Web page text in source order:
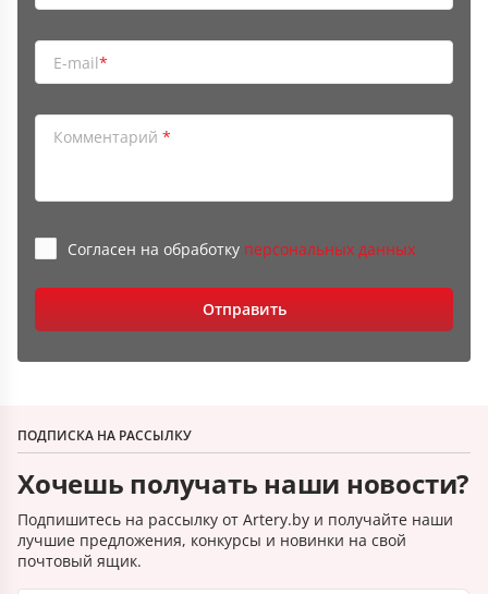
E-mail*
Комментарий *
Согласен на обработку персональныx данных
Отправить
ПОДПИСКА НА РАССЫЛКУ
Хочешь получать наши новости?
Подпишитесь на рассылку от Artery.by и получайте наши
лучшие предложения, конкурсы и новинки на свой
почтовый ящик.